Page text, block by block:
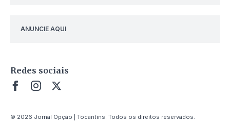
ANUNCIE AQUI
Redes sociais
© 2026 Jornal Opção | Tocantins. Todos os direitos reservados.